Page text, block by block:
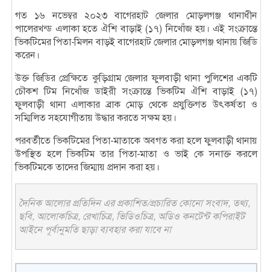
গত ১৬ নভেম্বর ২০২৩ বাগেরহাট জেলার মোড়লগঞ্জ থানাধীন
পালেরখন্ড এলাকা হতে ঐশি বাড়াই (১৭) নিখোঁজ হয়। এই সংক্রান্তে
ভিকটিমের পিতা-মিলন বাড়ই বাগেরহাট জেলার মোড়লগঞ্জ থানায় জিডি
করেন।
উক্ত জিডির প্রেক্ষিতে কুড়িগ্রাম জেলার ফুলবাড়ী থানা পুলিশের একটি
চৌকশ টিম নিখোঁজ ডাইরী সংক্রান্তে ভিকটিম ঐশি বাড়াই (১৭)
ফুলবাড়ী থানা এলাকার ব্রাক মোড় থেকে প্রযুক্তিগত উৎকর্ষতা ও
সম্মিলিত সহযোগীতায় উদ্ধার করতে সক্ষম হয়।
পরবর্তীতে ভিকটিমের পিতা-মাতাকে অবগত করা হলে ফুলবাড়ী থানায়
উপস্থিত হলে ভিকটিম তার পিতা-মাতা ও ভাই কে সনাক্ত করলে
ভিকটিমকে তাদের জিম্মায় প্রদান করা হয়।
দৈনিক আলোর প্রতিদিন এর প্রকাশিত/প্রচারিত কোনো সংবাদ, তথ্য,
ছবি, আলোকচিত্র, রেখাচিত্র, ভিডিওচিত্র, অডিও কনটেন্ট কপিরাইট
আইনে পূর্বানুমতি ছাড়া ব্যবহার করা যাবে না